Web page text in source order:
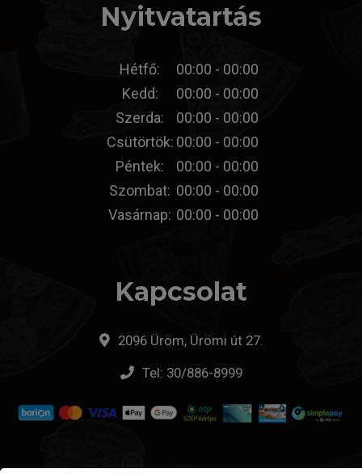
Nyitvatartás
Hétfő:
00:00 - 00:00
Kedd:
00:00 - 00:00
Szerda:
00:00 - 00:00
Csütörtök: 00:00 - 00:00
Péntek:
00:00 - 00:00
Szombat: 00:00 - 00:00
Vasárnap: 00:00 - 00:00
Kapcsolat
2096 Üröm, Ürömi út 27.
Tel: 30/886-8999